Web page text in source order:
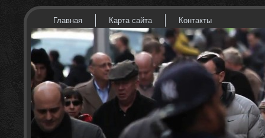
Главная Карта сайта Контакты